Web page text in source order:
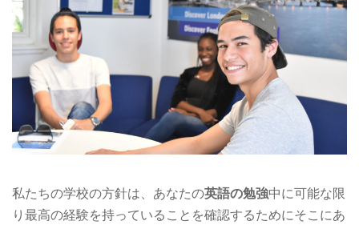
私たちの学校の方針は、あなたの英語の勉強中に可能な限
り最高の経験を持っていることを確認するためにそこにあ